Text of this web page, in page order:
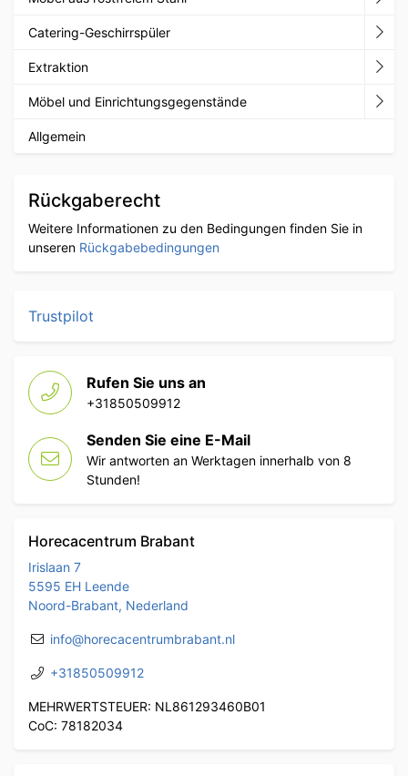
Catering-Geschirrspüler
Extraktion
Möbel und Einrichtungsgegenstände
Allgemein
Rückgaberecht
Weitere Informationen zu den Bedingungen finden Sie in
unseren Rückgabebedingungen
Trustpilot
Rufen Sie uns an
+31850509912
Senden Sie eine E-Mail
Wir antworten an Werktagen innerhalb von 8
Stunden!
Horecacentrum Brabant
Irislaan 7
5595 EH Leende
Noord-Brabant, Nederland
info@horecacentrumbrabant.nl
+31850509912
MEHRWERTSTEUER: NL861293460B01
CoC: 78182034